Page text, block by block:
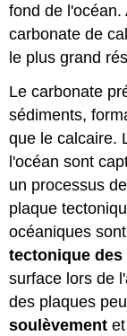
fond de
carbonate de
le plus grand
Le carbonate
sédiments,
que le calcaire.
l'océan sont
un processus
plaque
océaniques
tectonique des
surface lors de
des plaques
soulèvement